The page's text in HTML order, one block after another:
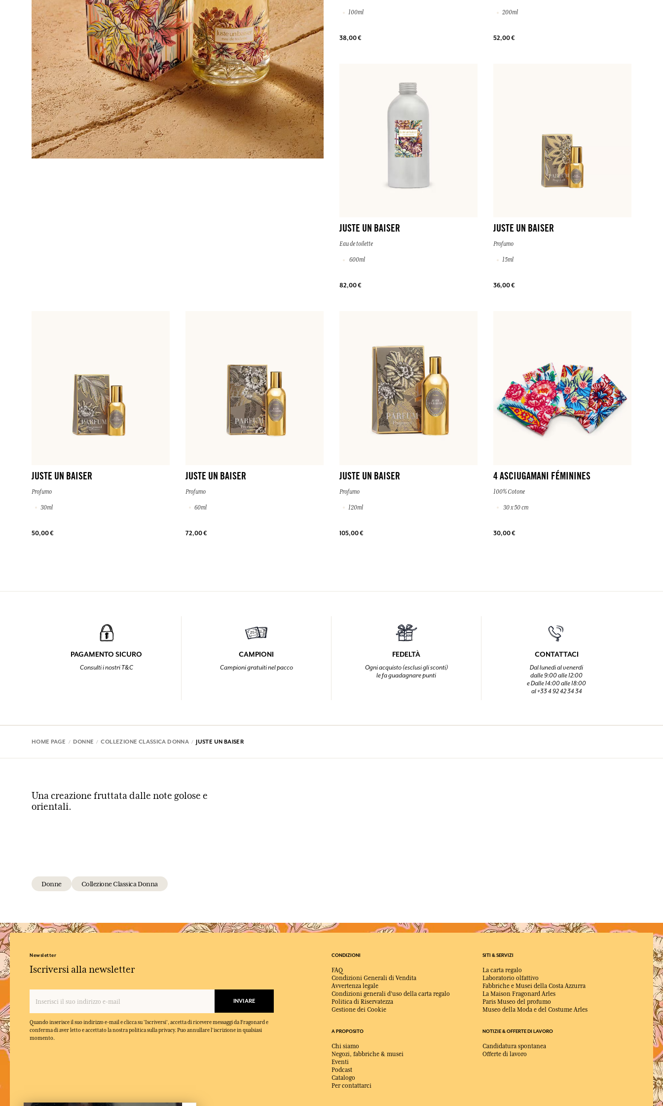
100ml
38,00 €
200ml
52,00 €
JUSTE UN BAISER
Eau de toilette
600ml
82,00 €
JUSTE UN BAISER
Profumo
15ml
36,00 €
JUSTE UN BAISER
Profumo
30ml
50,00 €
JUSTE UN BAISER
Profumo
60ml
72,00 €
JUSTE UN BAISER
Profumo
120ml
105,00 €
4 ASCIUGAMANI FÉMININES
100% Cotone
30 x 50 cm
30,00 €
PAGAMENTO SICURO
Consulti i nostri T&C
CAMPIONI
Campioni gratuiti nel pacco
FEDELTÀ
Ogni acquisto (esclusi gli sconti)
le fa guadagnare punti
CONTATTACI
Dal lunedi al venerdi
dalle 9:00 alle 12:00
e Dalle 14:00 alle 18:00
al +33 4 92 42 34 34
HOME PAGE DONNE COLLEZIONE CLASSICA DONNA JUSTE UN BAISER
Una creazione fruttata dalle note golose e
orientali.
Donne Collezione Classica Donna
Newsletter
Iscriversi alla newsletter
INVIARE
Quando inserisce il suo indirizzo e-mail e clicca su 'Iscriversi', accetta di ricevere messaggi da Fragonard e
conferma di aver letto e accettato la nostra politica sulla privacy. Puo annullare l'iscrizione in qualsiasi
momento.
CONDIZIONI
FAQ
Condizioni Generali di Vendita
Avvertenza legale
Condizioni generali d'uso della carta regalo
Politica di Riservatezza
Gestione dei Cookie
SITI & SERVIZI
La carta regalo
Laboratorio olfattivo
Fabbriche e Musei della Costa Azzurra
La Maison Fragonard Arles
Paris Museo del profumo
Museo della Moda e del Costume Arles
A PROPOSITO
Chi siamo
Negozi, fabbriche & musei
Eventi
Podcast
Catalogo
Per contattarci
NOTIZIE & OFFERTE DI LAVORO
Candidatura spontanea
Offerte di lavoro